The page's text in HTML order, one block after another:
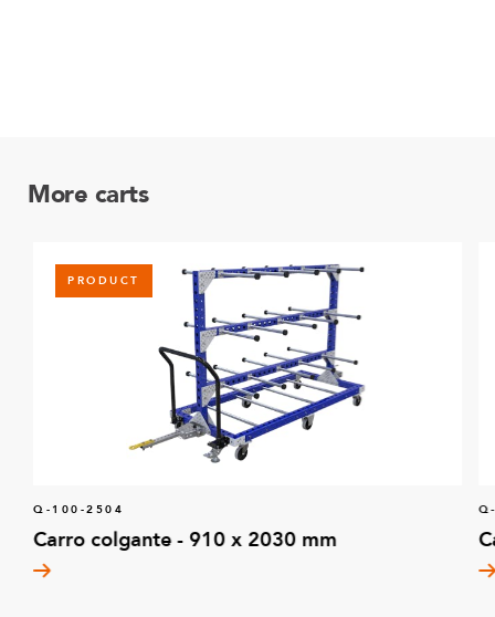
More carts
PRODUCT
Q-100-2504
Carro colgante - 910 x 2030 mm